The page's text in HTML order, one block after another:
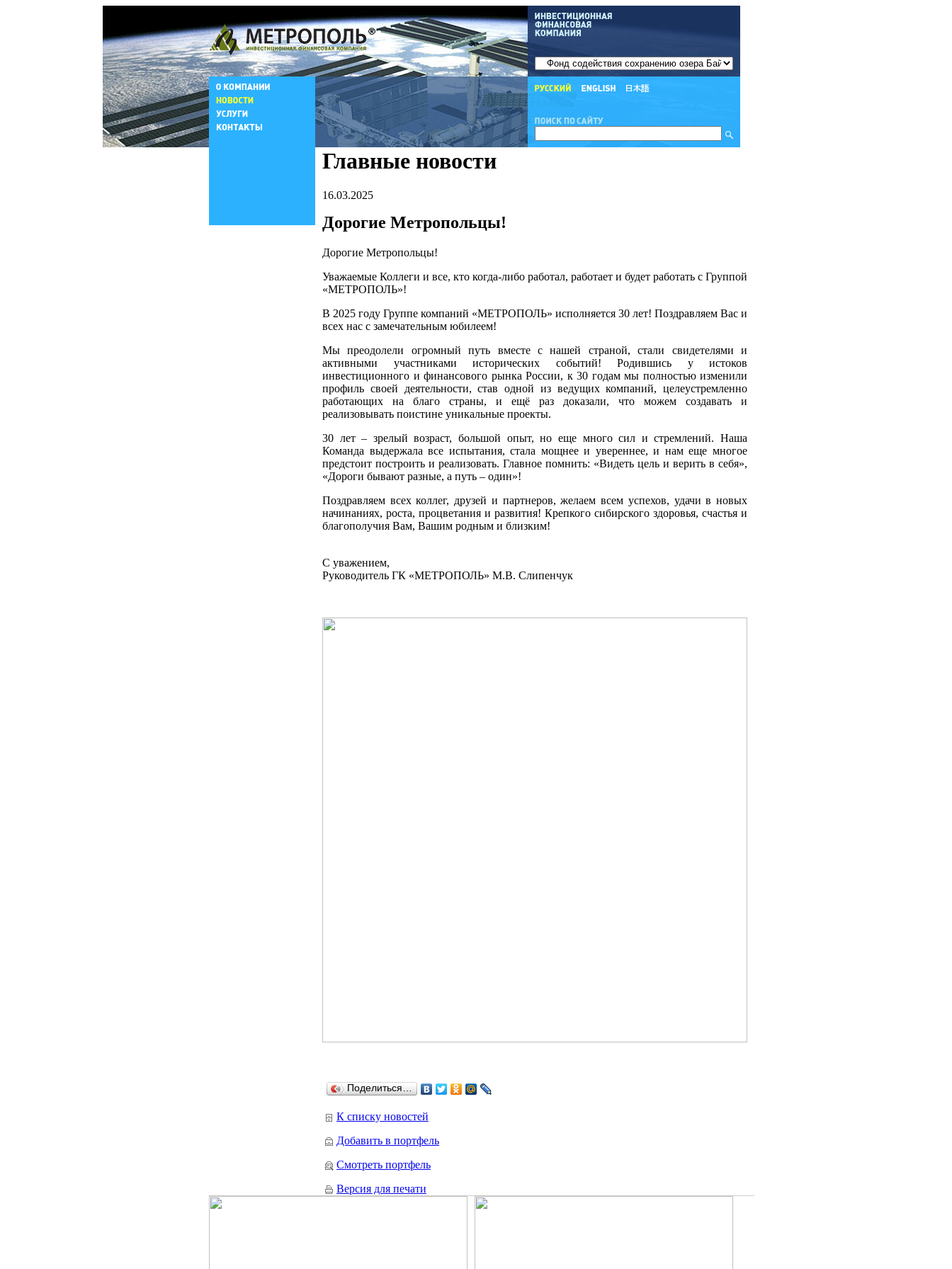
Главные новости
16.03.2025
Дорогие Метропольцы!
Дорогие Метропольцы!
Уважаемые Коллеги и все, кто когда-либо работал, работает и будет работать с Группой
«МЕТРОПОЛЬ»!
В 2025 году Группе компаний «МЕТРОПОЛЬ» исполняется 30 лет! Поздравляем Вас и
всех нас с замечательным юбилеем!
Мы преодолели огромный путь вместе с нашей страной, стали свидетелями и
активными участниками исторических событий! Родившись у истоков
инвестиционного и финансового рынка России, к 30 годам мы полностью изменили
профиль своей деятельности, став одной из ведущих компаний, целеустремленно
работающих на благо страны, и ещё раз доказали, что можем создавать и
реализовывать поистине уникальные проекты.
30 лет – зрелый возраст, большой опыт, но еще много сил и стремлений. Наша
Команда выдержала все испытания, стала мощнее и увереннее, и нам еще многое
предстоит построить и реализовать. Главное помнить: «Видеть цель и верить в себя»,
«Дороги бывают разные, а путь – один»!
Поздравляем всех коллег, друзей и партнеров, желаем всем успехов, удачи в новых
начинаниях, роста, процветания и развития! Крепкого сибирского здоровья, счастья и
благополучия Вам, Вашим родным и близким!
С уважением,
Руководитель ГК «МЕТРОПОЛЬ» М.В. Слипенчук
Поделиться…
К списку новостей
Добавить в портфель
Смотреть портфель
Версия для печати